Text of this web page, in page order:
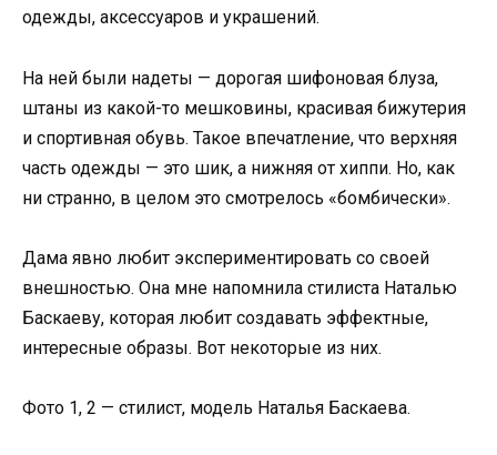
одежды, аксессуаров и украшений.
На ней были надеты — дорогая шифоновая блуза,
штаны из какой-то мешковины, красивая бижутерия
и спортивная обувь. Такое впечатление, что верхняя
часть одежды — это шик, а нижняя от хиппи. Но, как
ни странно, в целом это смотрелось «бомбически».
Дама явно любит экспериментировать со своей
внешностью. Она мне напомнила стилиста Наталью
Баскаеву, которая любит создавать эффектные,
интересные образы. Вот некоторые из них.
Фото 1, 2 — стилист, модель Наталья Баскаева.